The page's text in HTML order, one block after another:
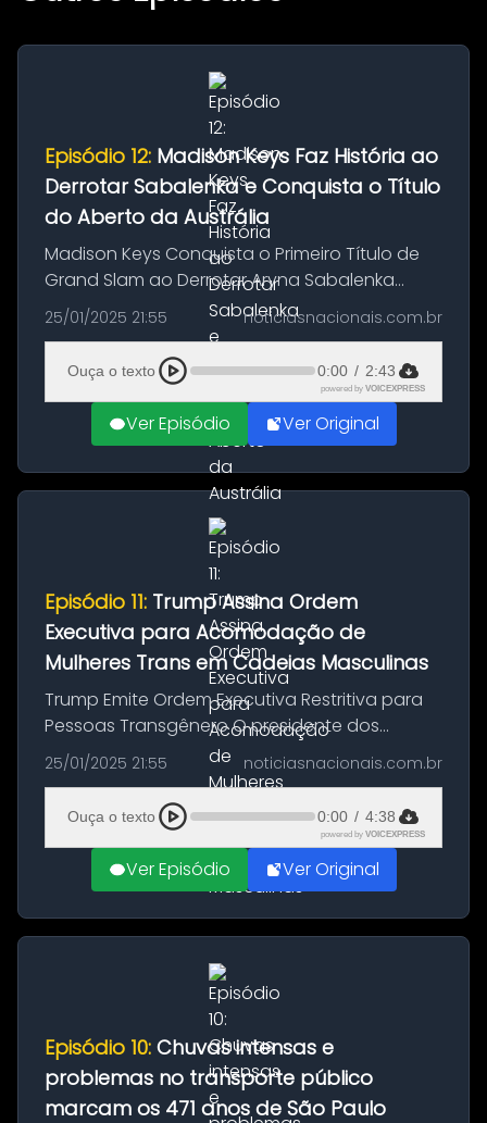
Episódio 12: Madison Keys Faz História ao
Derrotar Sabalenka e Conquista o Título
do Aberto da Austrália
Madison Keys Conquista o Primeiro Título de
Grand Slam ao Derrotar Aryna Sabalenka
Madison Keys surpreendeu a bicampeã Aryna
Sabalenka com uma vitória por 6-3, 2-6, 7-5
na final do Aberto da Austrália...
25/01/2025 21:55 noticiasnacionais.com.br
Ouça o texto 0:00 / 2:43
powered by VOICEXPRESS
Ver Episódio Ver Original
Episódio 11: Trump Assina Ordem
Executiva para Acomodação de
Mulheres Trans em Cadeias Masculinas
Trump Emite Ordem Executiva Restritiva para
Pessoas Transgênero O presidente dos
Estados Unidos, Donald Trump, em seu
primeiro dia de retorno ao cargo, assinou uma
ordem executiva que determina que pr...
25/01/2025 21:55 noticiasnacionais.com.br
Ouça o texto 0:00 / 4:38
powered by VOICEXPRESS
Ver Episódio Ver Original
Episódio 10: Chuvas intensas e
problemas no transporte público
marcam os 471 anos de São Paulo